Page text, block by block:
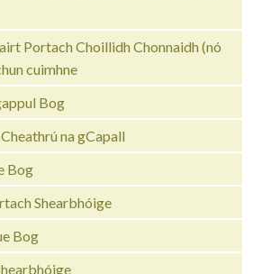
Portach Choillidh Chonnaidh (nó
cuimhne
Bog
na gCapall
Bog
Shearbhóige
Bog